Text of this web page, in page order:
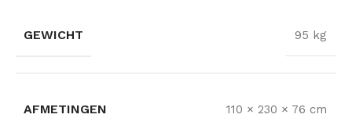
GEWICHT 95 kg
AFMETINGEN 110 × 230 × 76 cm